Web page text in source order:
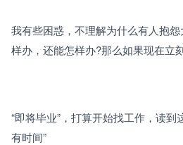
我有些困惑，不理解为什么有人抱
样办，还能怎样办?那么如果现在立
“即将毕业”，打算开始找工作，读到
有时间”